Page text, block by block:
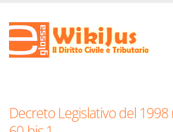
Decreto Legislativo del